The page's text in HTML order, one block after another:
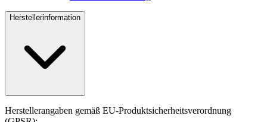
Herstellerinformation
Herstellerangaben gemäß EU-Produktsicherheitsverordnung